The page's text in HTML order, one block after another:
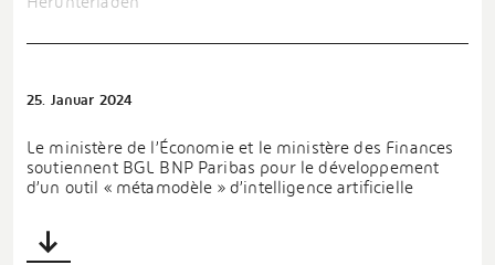
25. Januar 2024
Le ministère de l’Économie et le ministère des Finances
soutiennent BGL BNP Paribas pour le développement
d’un outil « métamodèle » d’intelligence artificielle